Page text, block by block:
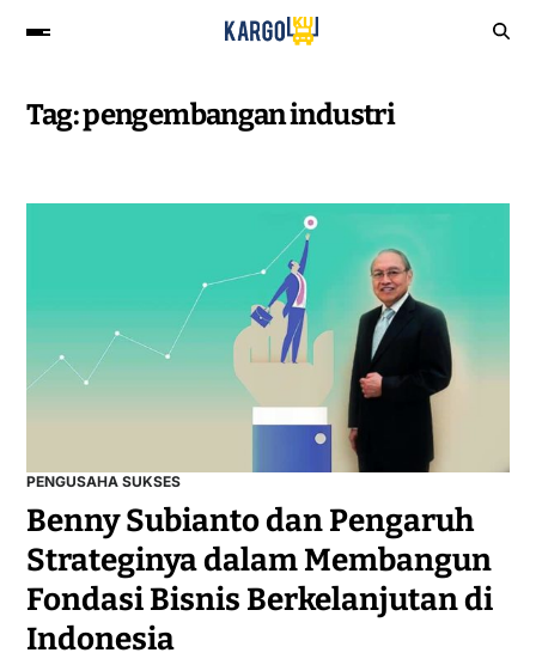
Tag:pengembangan industri
PENGUSAHA SUKSES
Benny Subianto dan Pengaruh
Strateginya dalam Membangun
Fondasi Bisnis Berkelanjutan di
Indonesia